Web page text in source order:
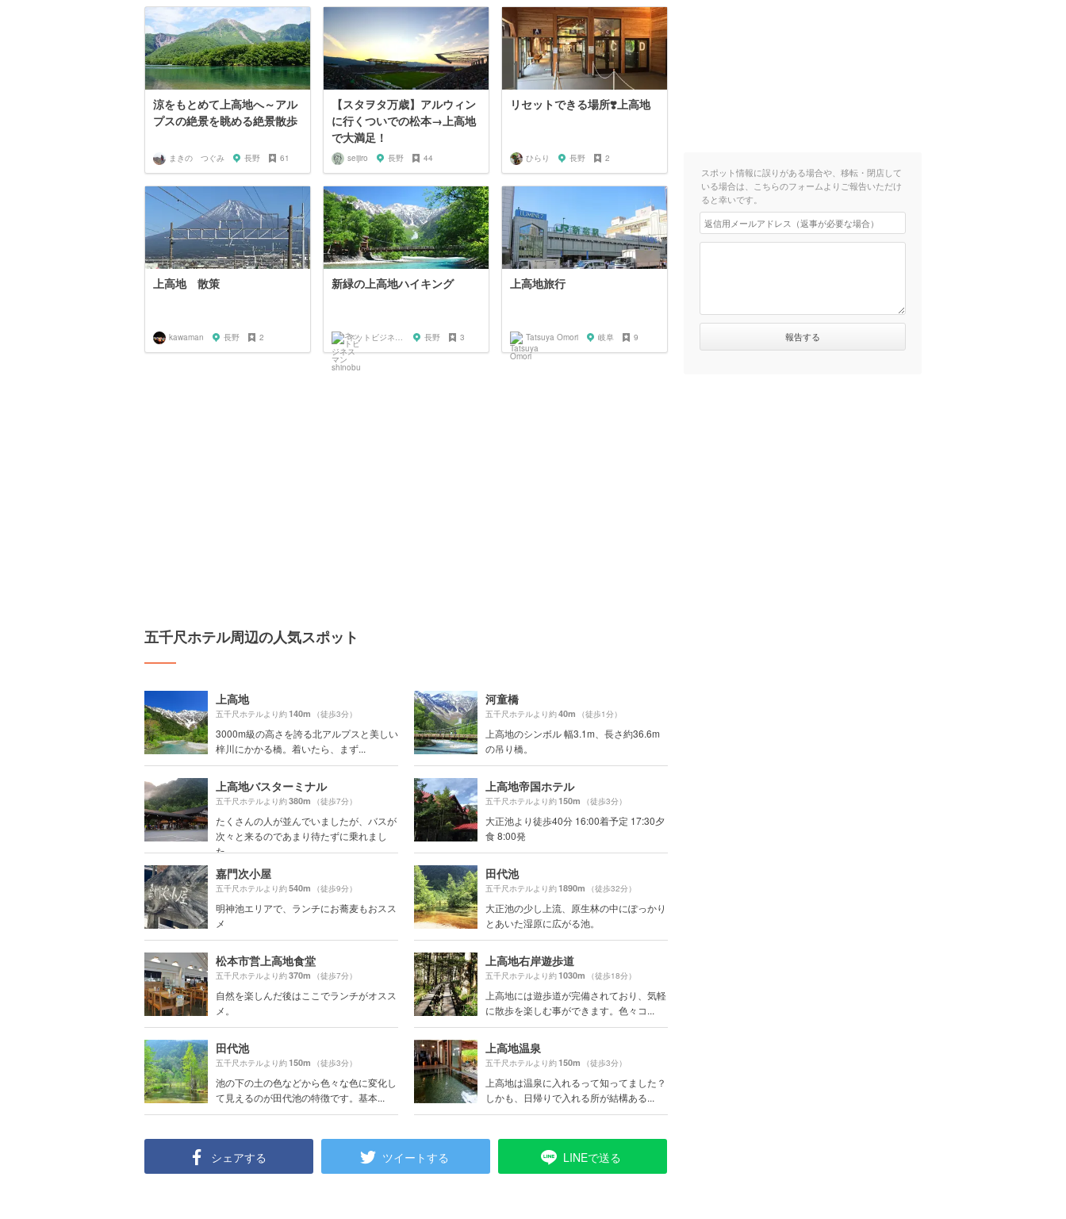
涼をもとめて上高地へ～アル
プスの絶景を眺める絶景散歩
まきの つぐみ 長野 61
【スタヲタ万歳】アルウィン
に行くついでの松本→上高地
で大満足！
seijiro 長野 44
リセットできる場所❣️上高地
ひらり 長野 2
上高地 散策
kawaman 長野 2
新緑の上高地ハイキング
ネットビジネスマン shinobu 長野 3
上高地旅行
Tatsuya Omori 岐阜 9
五千尺ホテル周辺の人気スポット
上高地
五千尺ホテルより約140m （徒歩3分）
3000m級の高さを誇る北アルプスと美しい
梓川にかかる橋。着いたら、まず...
河童橋
五千尺ホテルより約40m （徒歩1分）
上高地のシンボル 幅3.1m、長さ約36.6m
の吊り橋。
上高地バスターミナル
五千尺ホテルより約380m （徒歩7分）
たくさんの人が並んでいましたが、バスが
次々と来るのであまり待たずに乗れまし
た。
上高地帝国ホテル
五千尺ホテルより約150m （徒歩3分）
大正池より徒歩40分 16:00着予定 17:30夕
食 8:00発
嘉門次小屋
五千尺ホテルより約540m （徒歩9分）
明神池エリアで、ランチにお蕎麦もおスス
メ
田代池
五千尺ホテルより約1890m （徒歩32分）
大正池の少し上流、原生林の中にぽっかり
とあいた湿原に広がる池。
松本市営上高地食堂
五千尺ホテルより約370m （徒歩7分）
自然を楽しんだ後はここでランチがオスス
メ。
上高地右岸遊歩道
五千尺ホテルより約1030m （徒歩18分）
上高地には遊歩道が完備されており、気軽
に散歩を楽しむ事ができます。色々コ...
田代池
五千尺ホテルより約150m （徒歩3分）
池の下の土の色などから色々な色に変化し
て見えるのが田代池の特徴です。基本...
上高地温泉
五千尺ホテルより約150m （徒歩3分）
上高地は温泉に入れるって知ってました？
しかも、日帰りで入れる所が結構ある...
シェアする ツイートする LINEで送る
スポット情報に誤りがある場合や、移転・閉店して
いる場合は、こちらのフォームよりご報告いただけ
ると幸いです。